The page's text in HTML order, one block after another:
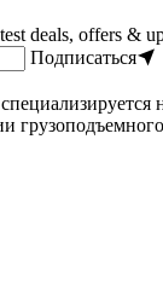
deals, offers &
Подписаться